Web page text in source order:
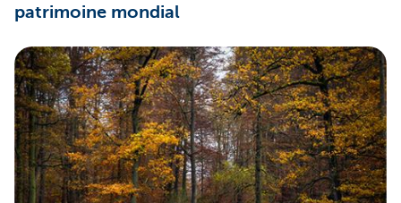
patrimoine mondial